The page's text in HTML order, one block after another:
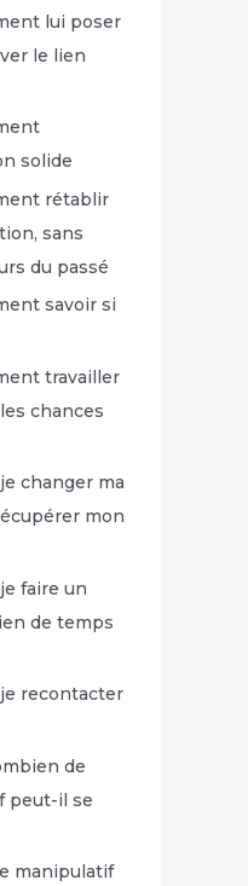
lui poser
le lien
solide
rétablir
sans
du passé
savoir si
travailler
chances
changer ma
mon
faire un
de temps
recontacter
de
peut-il se
manipulatif